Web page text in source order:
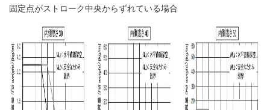
固定点がストローク中央からずれている場合